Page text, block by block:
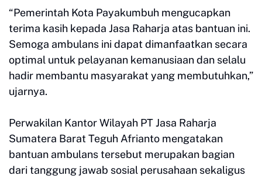
“Pemerintah Kota Payakumbuh mengucapkan
terima kasih kepada Jasa Raharja atas bantuan ini.
Semoga ambulans ini dapat dimanfaatkan secara
optimal untuk pelayanan kemanusiaan dan selalu
hadir membantu masyarakat yang membutuhkan,”
ujarnya.
Perwakilan Kantor Wilayah PT Jasa Raharja
Sumatera Barat Teguh Afrianto mengatakan
bantuan ambulans tersebut merupakan bagian
dari tanggung jawab sosial perusahaan sekaligus